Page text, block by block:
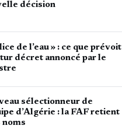
décision
de l’eau » : ce que prévoit
décret annoncé par le
sélectionneur de
d’Algérie : la FAF retient